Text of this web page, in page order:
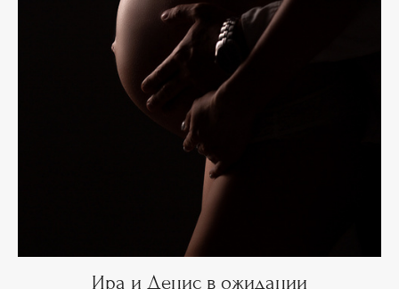
Ира и Денис в ожидании